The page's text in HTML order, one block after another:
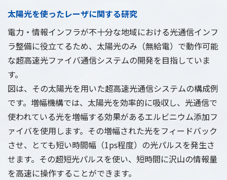
太陽光を使ったレーザに関する研究
電力・情報インフラが不十分な地域における光通信インフ
ラ整備に役立てるため、太陽光のみ（無給電）で動作可能
な超高速光ファイバ通信システムの開発を目指していま
す。
図は、その太陽光を用いた超高速光通信システムの構成例
です。増幅機構では、太陽光を効率的に吸収し、光通信で
使われている光を増幅する効果があるエルビニウム添加フ
ァイバを使用します。その増幅された光をフィードバック
させ、とても短い時間幅（1ps程度）の光パルスを発生さ
せます。その超短光パルスを使い、短時間に沢山の情報量
を高速に操作することができます。